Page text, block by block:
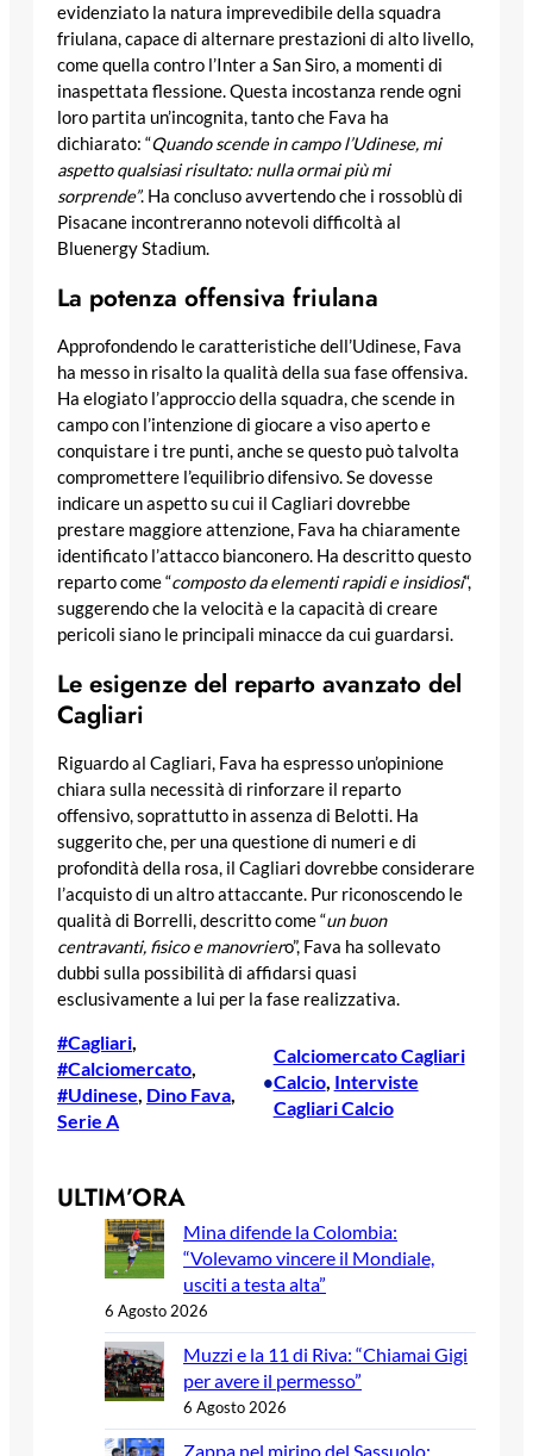
evidenziato la natura imprevedibile della squadra
friulana, capace di alternare prestazioni di alto livello,
come quella contro l’Inter a San Siro, a momenti di
inaspettata flessione. Questa incostanza rende ogni
loro partita un’incognita, tanto che Fava ha
dichiarato: “Quando scende in campo l’Udinese, mi
aspetto qualsiasi risultato: nulla ormai più mi
sorprende”. Ha concluso avvertendo che i rossoblù di
Pisacane incontreranno notevoli difficoltà al
Bluenergy Stadium.
La potenza offensiva friulana
Approfondendo le caratteristiche dell’Udinese, Fava
ha messo in risalto la qualità della sua fase offensiva.
Ha elogiato l’approccio della squadra, che scende in
campo con l’intenzione di giocare a viso aperto e
conquistare i tre punti, anche se questo può talvolta
compromettere l’equilibrio difensivo. Se dovesse
indicare un aspetto su cui il Cagliari dovrebbe
prestare maggiore attenzione, Fava ha chiaramente
identificato l’attacco bianconero. Ha descritto questo
reparto come “composto da elementi rapidi e insidiosi“,
suggerendo che la velocità e la capacità di creare
pericoli siano le principali minacce da cui guardarsi.
Le esigenze del reparto avanzato del
Cagliari
Riguardo al Cagliari, Fava ha espresso un’opinione
chiara sulla necessità di rinforzare il reparto
offensivo, soprattutto in assenza di Belotti. Ha
suggerito che, per una questione di numeri e di
profondità della rosa, il Cagliari dovrebbe considerare
l’acquisto di un altro attaccante. Pur riconoscendo le
qualità di Borrelli, descritto come “un buon
centravanti, fisico e manovriero”, Fava ha sollevato
dubbi sulla possibilità di affidarsi quasi
esclusivamente a lui per la fase realizzativa.
#Cagliari
#Calciomercato
#Udinese, Dino Fava
Serie A
•
Calciomercato Cagliari
Calcio, Interviste
Cagliari Calcio
ULTIM’ORA
Mina difende la Colombia:
“Volevamo vincere il Mondiale,
usciti a testa alta”
6 Agosto 2026
Muzzi e la 11 di Riva: “Chiamai Gigi
per avere il permesso”
6 Agosto 2026
Zappa nel mirino del Sassuolo: